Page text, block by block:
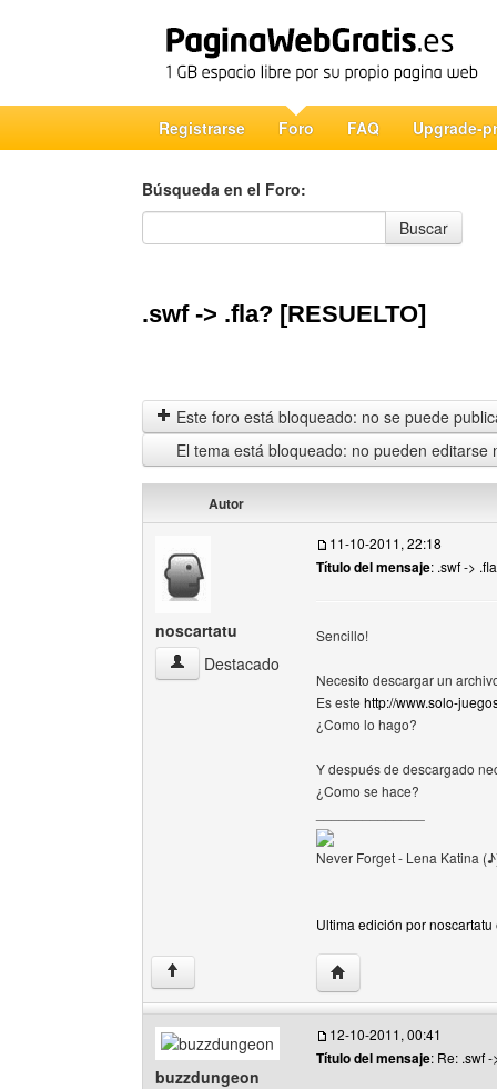
Registrarse Foro FAQ Upgrade-
Búsqueda en el Foro:
Búsqueda en el Foro
Buscar
.swf -> .fla? [RESUELTO]
Este foro está bloqueado: no se puede
El tema está bloqueado: no pueden editarse
Autor
noscartatu
noscartatu Ver perfil del usuario
Destacado
11-10-2011, 22:18
Título del mensaje: .swf ->
Sencillo!
Necesito descargar un
Es este http://www.solo-
¿Como lo hago?
Y después de descargado
¿Como se hace?
Never Forget - Lena Katina
Ultima edición por
↑ Visitar sitio web del
buzzdungeon
12-10-2011, 00:41
Título del mensaje: Re: .swf